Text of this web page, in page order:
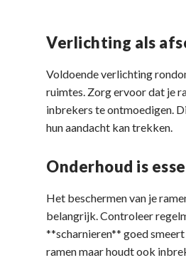
Verlichting als
Voldoende verlichting
ruimtes. Zorg ervoor dat je
inbrekers te ontmoedigen.
hun aandacht kan trekken.
Onderhoud is
Het beschermen van je
belangrijk. Controleer
**scharnieren** goed smeert
ramen maar houdt ook